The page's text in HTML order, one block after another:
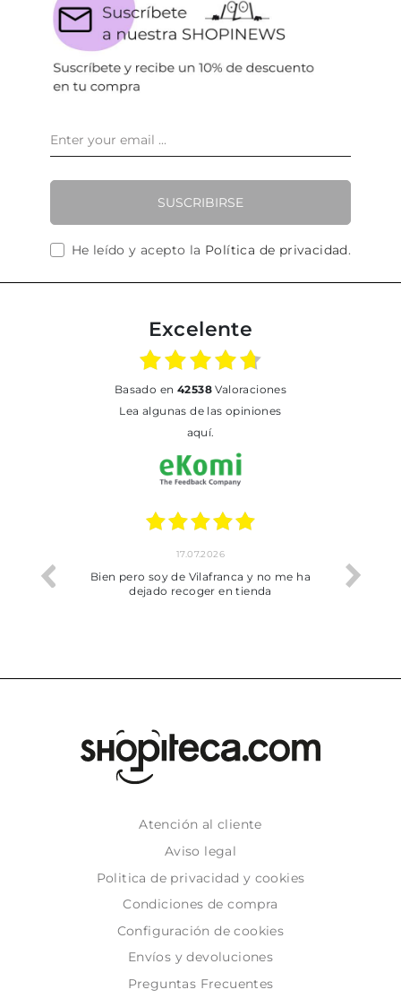
SUSCRIBIRSE
He leído y acepto la Política de privacidad.
Excelente
basado en 42538Valoraciones
Lea algunas de las opiniones
aquí.
trobat
17.07.2026
Bien pero soy de Vilafranca y no me ha
dejado recoger en tienda
Atención al cliente
Aviso legal
Politica de privacidad y cookies
Condiciones de compra
Configuración de cookies
Envíos y devoluciones
Preguntas Frecuentes